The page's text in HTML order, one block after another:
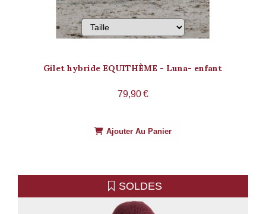
Gilet hybride EQUITHÈME - Luna- enfant
79,90€
Ajouter Au Panier
SOLDES